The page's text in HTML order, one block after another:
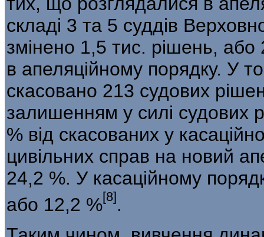
складі 3 та 5 суддів
змі­нено 1,5 тис. рішень,
в апеляційному порядку. У
скасовано 213 судових
залишенням у силі судових
% від скасованих у
цивільних справ на новий
24,2 %. У ка­саційному
або 12,2 %[8] .